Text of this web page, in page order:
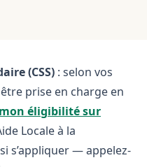
(CSS) : selon vos
prise en charge en
éligibilité sur
Locale à la
s’appliquer — appelez-